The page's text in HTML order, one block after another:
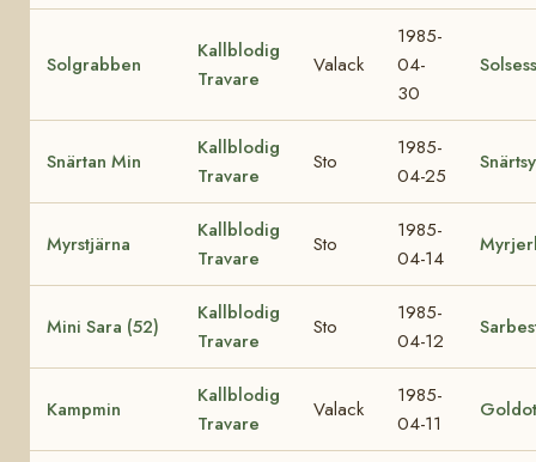
Solgrabben
Kallblodig
Travare
Valack
1985-
04-
30
Snärtan Min
Kallblodig
Travare
Sto
1985-
04-25
Snärtsy
Myrstjärna
Kallblodig
Travare
Sto
1985-
04-14
Mini Sara (52)
Kallblodig
Travare
Sto
1985-
04-12
Kampmin
Kallblodig
Travare
Valack
1985-
04-11